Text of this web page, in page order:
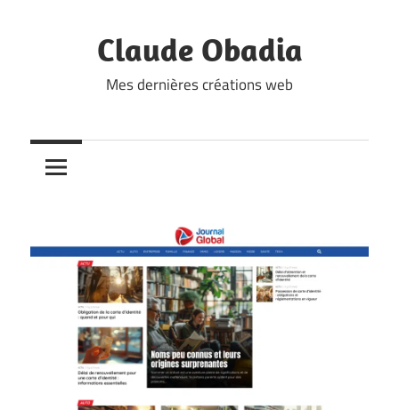
Claude Obadia
Mes dernières créations web